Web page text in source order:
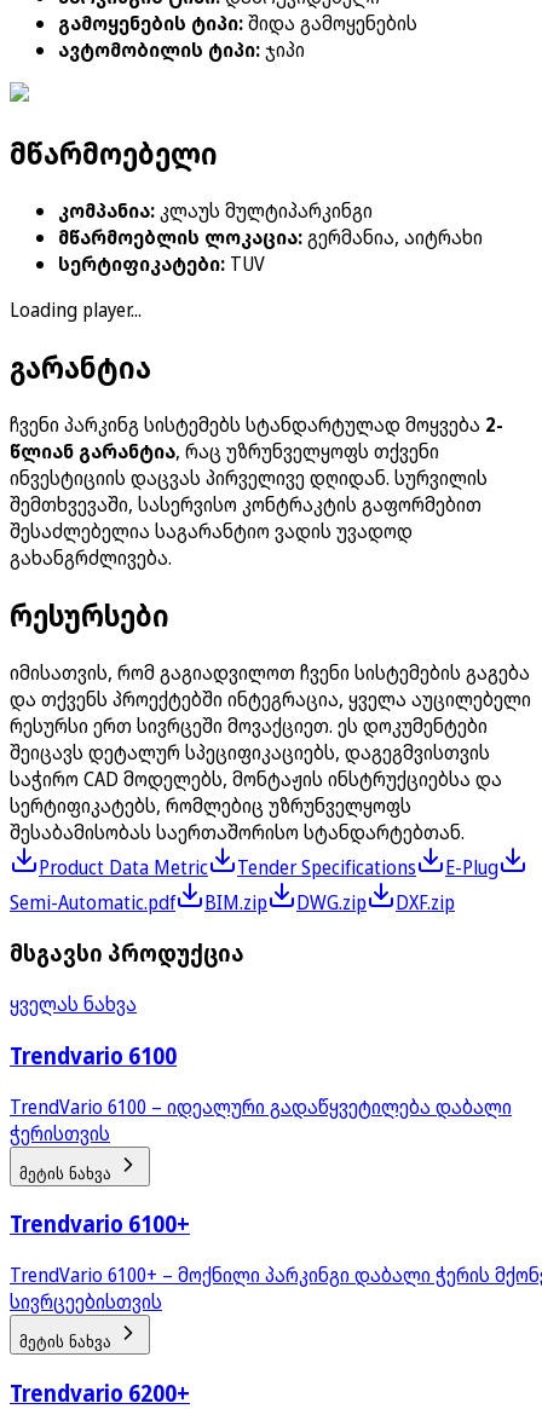
გამოყენების ტიპი:შიდა გამოყენების
ავტომობილის ტიპი:ჯიპი
მწარმოებელი
კომპანია:კლაუს მულტიპარკინგი
მწარმოებლის ლოკაცია:გერმანია, აიტრახი
სერტიფიკატები: TUV
Loading player...
გარანტია
ჩვენი პარკინგ სისტემებს სტანდარტულად მოყვება 2-
წლიან გარანტია, რაც უზრუნველყოფს თქვენი
ინვესტიციის დაცვას პირველივე დღიდან. სურვილის
შემთხვევაში, სასერვისო კონტრაკტის გაფორმებით
შესაძლებელია საგარანტიო ვადის უვადოდ
გახანგრძლივება.
რესურსები
იმისათვის, რომ გაგიადვილოთ ჩვენი სისტემების გაგება
და თქვენს პროექტებში ინტეგრაცია, ყველა აუცილებელი
რესურსი ერთ სივრცეში მოვაქციეთ. ეს დოკუმენტები
შეიცავს დეტალურ სპეციფიკაციებს, დაგეგმვისთვის
საჭირო CAD მოდელებს, მონტაჟის ინსტრუქციებსა და
სერტიფიკატებს, რომლებიც უზრუნველყოფს
შესაბამისობას საერთაშორისო სტანდარტებთან.
Product Data Metric
Tender Specifications
E-Plug
Semi-Automatic.pdf
BIM.zip DWG.zip DXF.zip
მსგავსი პროდუქცია
ყველას ნახვა
Trendvario 6100
TrendVario 6100 – იდეალური გადაწყვეტილება დაბალი
ჭერისთვის
მეტის ნახვა
Trendvario 6100+
TrendVario 6100+ – მოქნილი პარკინგი დაბალი ჭერის
სივრცეებისთვის
მეტის ნახვა
Trendvario 6200+